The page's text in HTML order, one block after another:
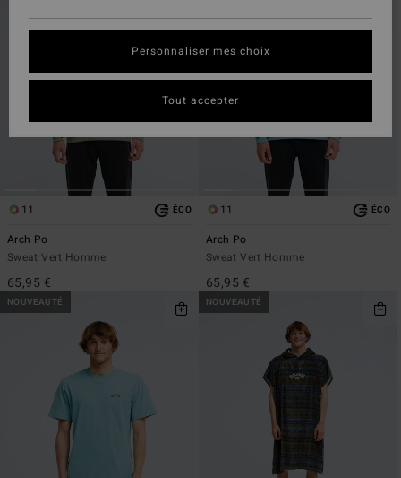
filtrage
11 ÉCO
Arch Po
Sweat Vert Homme
65,95 €
11 ÉCO
Arch Po
Sweat Vert Homme
65,95 €
NOUVEAUTÉ NOUVEAUTÉ
Personnaliser mes choix
Tout accepter